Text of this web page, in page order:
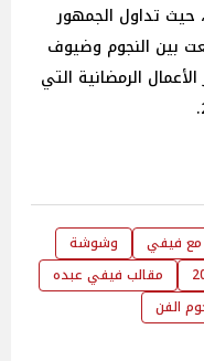
حيث تداول الجمهور
بين النجوم وضيوف
الرمضانية التي
مع فيفي
وشوشة
مقالب فيفي عبده
الفن